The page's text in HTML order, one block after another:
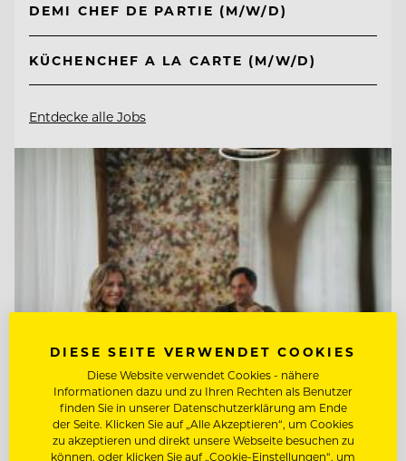
DEMI CHEF DE PARTIE (M/W/D)
KÜCHENCHEF A LA CARTE (M/W/D)
Entdecke alle Jobs
TOP ARBEITGEBER
DIESE SEITE VERWENDET COOKIES
Diese Website verwendet Cookies - nähere
Informationen dazu und zu Ihren Rechten als Benutzer
finden Sie in unserer Datenschutzerklärung am Ende
der Seite. Klicken Sie auf „Alle Akzeptieren“, um Cookies
zu akzeptieren und direkt unsere Webseite besuchen zu
können, oder klicken Sie auf „Cookie-Einstellungen“, um